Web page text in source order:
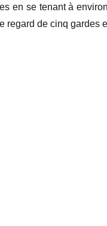
en se tenant à
regard de cinq gardes